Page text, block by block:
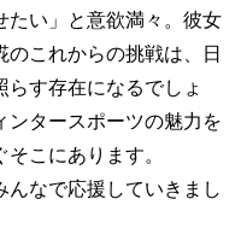
たい」と意欲満々。彼女
これからの挑戦は、日
す存在になるでしょ
ンタースポーツの魅力を
こにあります。
んなで応援していきまし